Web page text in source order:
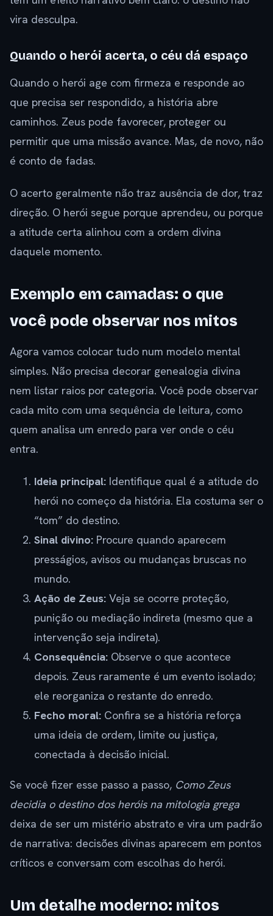
vira desculpa.
Quando o herói acerta, o céu dá espaço
Quando o herói age com firmeza e responde ao
que precisa ser respondido, a história abre
caminhos. Zeus pode favorecer, proteger ou
permitir que uma missão avance. Mas, de novo, não
é conto de fadas.
O acerto geralmente não traz ausência de dor, traz
direção. O herói segue porque aprendeu, ou porque
a atitude certa alinhou com a ordem divina
daquele momento.
Exemplo em camadas: o que
você pode observar nos mitos
Agora vamos colocar tudo num modelo mental
simples. Não precisa decorar genealogia divina
nem listar raios por categoria. Você pode observar
cada mito com uma sequência de leitura, como
quem analisa um enredo para ver onde o céu
entra.
Ideia principal: Identifique qual é a atitude do
herói no começo da história. Ela costuma ser o
“tom” do destino.
Sinal divino: Procure quando aparecem
presságios, avisos ou mudanças bruscas no
mundo.
Ação de Zeus: Veja se ocorre proteção,
punição ou mediação indireta (mesmo que a
intervenção seja indireta).
Consequência: Observe o que acontece
depois. Zeus raramente é um evento isolado;
ele reorganiza o restante do enredo.
Fecho moral: Confira se a história reforça
uma ideia de ordem, limite ou justiça,
conectada à decisão inicial.
Se você fizer esse passo a passo, Como Zeus
decidia o destino dos heróis na mitologia grega
deixa de ser um mistério abstrato e vira um padrão
de narrativa: decisões divinas aparecem em pontos
críticos e conversam com escolhas do herói.
Um detalhe moderno: mitos